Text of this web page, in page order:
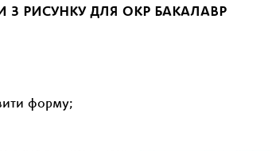
З РИСУНКУ ДЛЯ ОКР БАКАЛАВР
форму;